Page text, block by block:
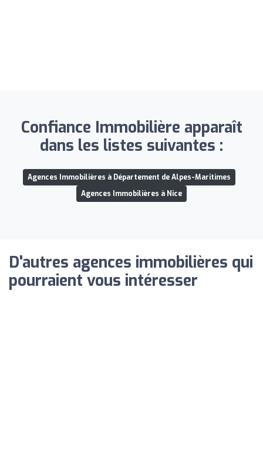
Confiance Immobilière apparaît
dans les listes suivantes :
Agences Immobilières à Département de Alpes-Maritimes
Agences Immobilières à Nice
D'autres agences immobilières qui
pourraient vous intéresser